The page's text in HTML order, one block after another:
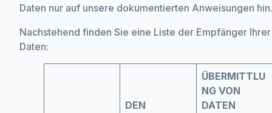
Daten nur auf unsere dokumentierten Anweisungen hin.
Nachstehend finden Sie eine Liste der Empfänger Ihrer
Daten:
DEN
ÜBERMITTLU
NG VON
DATEN